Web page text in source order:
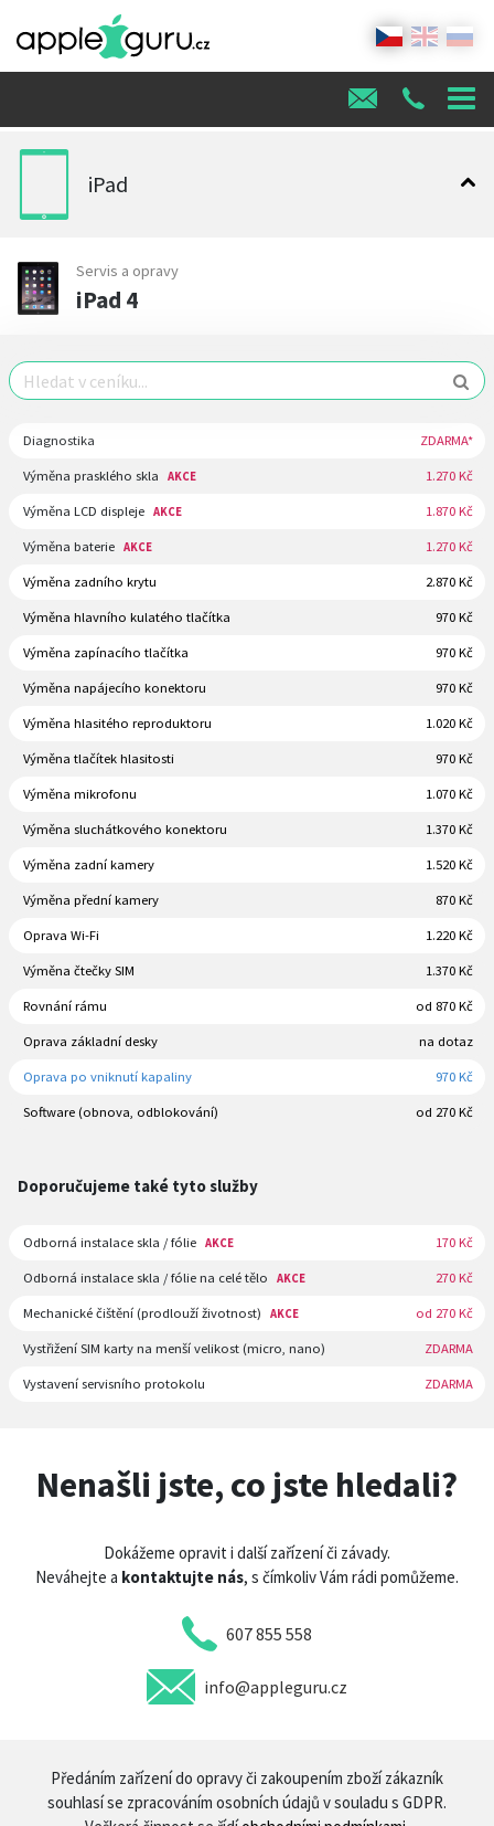
iPad
Servis a opravy
iPad 4
Diagnostika ZDARMA*
Výměna prasklého skla AKCE 1.270 Kč
Výměna LCD displeje AKCE 1.870 Kč
Výměna baterie AKCE 1.270 Kč
Výměna zadního krytu 2.870 Kč
Výměna hlavního kulatého tlačítka 970 Kč
Výměna zapínacího tlačítka 970 Kč
Výměna napájecího konektoru 970 Kč
Výměna hlasitého reproduktoru 1.020 Kč
Výměna tlačítek hlasitosti 970 Kč
Výměna mikrofonu 1.070 Kč
Výměna sluchátkového konektoru 1.370 Kč
Výměna zadní kamery 1.520 Kč
Výměna přední kamery 870 Kč
Oprava Wi-Fi 1.220 Kč
Výměna čtečky SIM 1.370 Kč
Rovnání rámu od 870 Kč
Oprava základní desky na dotaz
Oprava po vniknutí kapaliny 970 Kč
Software (obnova, odblokování) od 270 Kč
Doporučujeme také tyto služby
Odborná instalace skla / fólie AKCE 170 Kč
Odborná instalace skla / fólie na celé tělo AKCE 270 Kč
Mechanické čištění (prodlouží životnost) AKCE od 270 Kč
Vystřižení SIM karty na menší velikost (micro, nano) ZDARMA
Vystavení servisního protokolu ZDARMA
Nenašli jste, co jste hledali?
Dokážeme opravit i další zařízení či závady.
Neváhejte a kontaktujte nás, s čímkoliv Vám rádi pomůžeme.
607 855 558
info@appleguru.cz
Předáním zařízení do opravy či zakoupením zboží zákazník
souhlasí se zpracováním osobních údajů v souladu s GDPR.